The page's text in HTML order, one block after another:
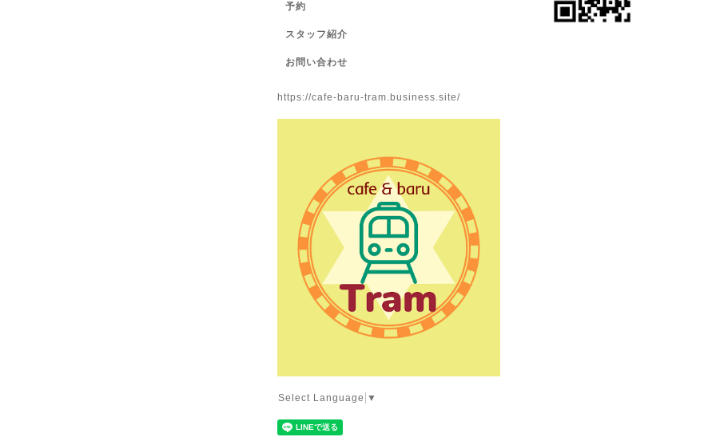
予約
スタッフ紹介
お問い合わせ
https://cafe-baru-tram.business.site/
Select Language ▼